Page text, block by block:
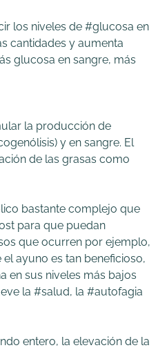
los niveles de #glucosa en
cantidades y aumenta
glucosa en sangre, más
la producción de
y en sangre. El
de las grasas como
bastante complejo que
para que puedan
que ocurren por ejemplo,
ayuno es tan beneficioso,
en sus niveles más bajos
la #salud, la #autofagia
entero, la elevación de la